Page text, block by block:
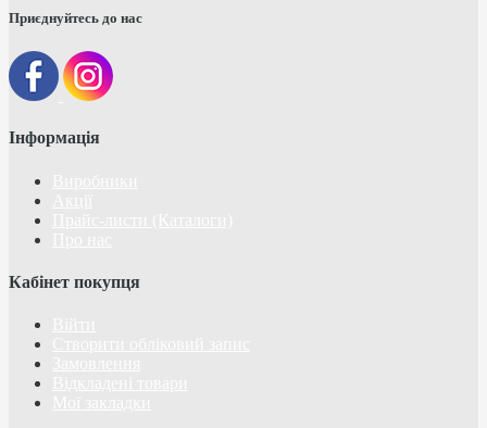
Приєднуйтесь до нас
Інформація
Кабінет покупця